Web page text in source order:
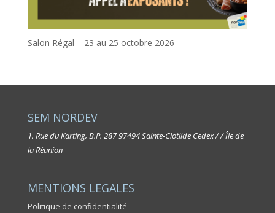
Salon Régal – 23 au 25 octobre 2026
SEM NORDEV
1, Rue du Karting, B.P. 28797494 Sainte-Clotilde Cedex / / Île de
la Réunion
MENTIONS LEGALES
Politique de confidentialité